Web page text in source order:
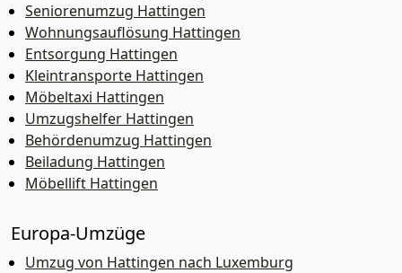
Seniorenumzug Hattingen
Wohnungsauflösung Hattingen
Entsorgung Hattingen
Kleintransporte Hattingen
Möbeltaxi Hattingen
Umzugshelfer Hattingen
Behördenumzug Hattingen
Beiladung Hattingen
Möbellift Hattingen
Europa-Umzüge
Umzug von Hattingen nach Luxemburg